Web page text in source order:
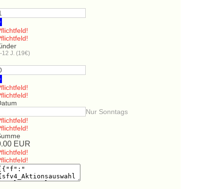
12 J. (19€)
Nur Sonntags
EUR